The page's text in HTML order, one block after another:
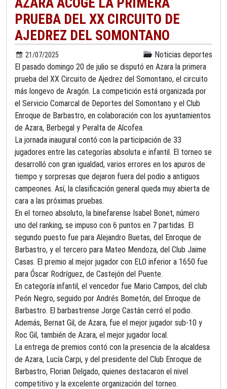
PRUEBA DEL XX CIRCUITO DE
AJEDREZ DEL SOMONTANO
21/07/2025
Noticias deportes
El pasado domingo 20 de julio se disputó en Azara la primera
prueba del XX Circuito de Ajedrez del Somontano, el circuito
más longevo de Aragón. La competición está organizada por
el Servicio Comarcal de Deportes del Somontano y el Club
Enroque de Barbastro, en colaboración con los ayuntamientos
de Azara, Berbegal y Peralta de Alcofea.
La jornada inaugural contó con la participación de 33
jugadores entre las categorías absoluta e infantil. El torneo se
desarrolló con gran igualdad, varios errores en los apuros de
tiempo y sorpresas que dejaron fuera del podio a antiguos
campeones. Así, la clasificación general queda muy abierta de
cara a las próximas pruebas.
En el torneo absoluto, la binefarense Isabel Bonet, número
uno del ranking, se impuso con 6 puntos en 7 partidas. El
segundo puesto fue para Alejandro Buetas, del Enroque de
Barbastro, y el tercero para Mateo Mendoza, del Club Jaime
Casas. El premio al mejor jugador con ELO inferior a 1650 fue
para Óscar Rodríguez, de Castejón del Puente.
En categoría infantil, el vencedor fue Mario Campos, del club
Peón Negro, seguido por Andrés Bometón, del Enroque de
Barbastro. El barbastrense Jorge Castán cerró el podio.
Además, Bernat Gil, de Azara, fue el mejor jugador sub-10 y
Roc Gil, también de Azara, el mejor jugador local.
La entrega de premios contó con la presencia de la alcaldesa
de Azara, Lucía Carpi, y del presidente del Club Enroque de
Barbastro, Florian Delgado, quienes destacaron el nivel
competitivo y la excelente organización del torneo.